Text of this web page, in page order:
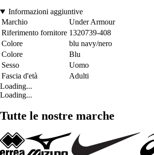
Informazioni aggiuntive
Marchio
Under Armour
Riferimento fornitore 1320739-408
Colore
blu navy/nero
Colore
Blu
Sesso
Uomo
Fascia d'età
Adulti
Loading...
Loading...
Tutte le nostre marche